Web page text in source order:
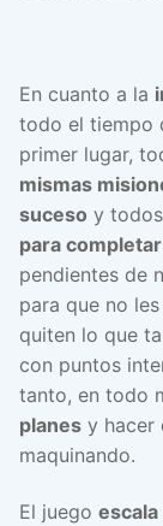
En cuanto a la
todo el tiempo
primer lugar,
mismas
suceso y
para
pendientes de
para que no
quiten lo que
con puntos
tanto, en todo
planes y hacer
maquinando.
El juego escala